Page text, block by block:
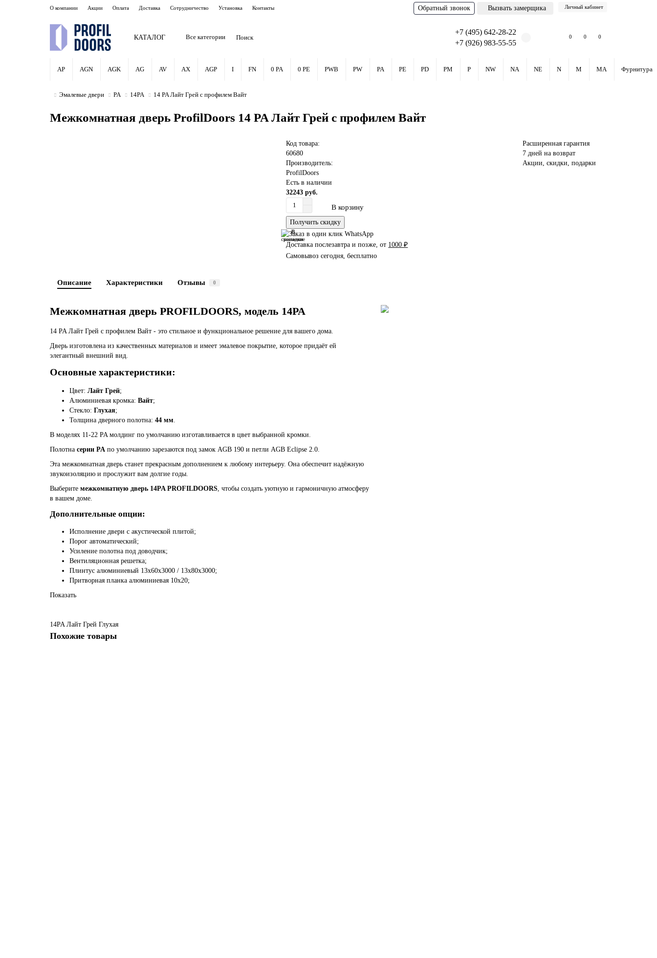
О компании Акции Оплата Доставка Сотрудничество Установка Контакты Обратный звонок Вызвать замерщика Личный кабинет
КАТАЛОГ Все категории
+7 (495) 642-28-22
+7 (926) 983-55-55
0 0 0
AP AGN AGK AG AV AX AGP I FN 0 PA 0 PE PWB PW PA PE PD PM P NW NA NE N M MA Фурнитура
Эмалевые двери PA 14PA 14 PA Лайт Грей с профилем Вайт
Межкомнатная дверь ProfilDoors 14 PA Лайт Грей с профилем Вайт
Код товара:
60680
Производитель:
ProfilDoors
Есть в наличии
32243 руб.
В корзину
Получить скидку
В
закладки
В
сравнение
Доставка послезавтра и позже, от 1000 ₽
Самовывоз сегодня, бесплатно
Расширенная гарантия
7 дней на возврат
Акции, скидки, подарки
Описание Характеристики Отзывы 0
Межкомнатная дверь PROFILDOORS, модель 14PA
14 PA Лайт Грей с профилем Вайт - это стильное и функциональное решение для вашего дома.
Дверь изготовлена из качественных материалов и имеет эмалевое покрытие, которое придаёт ей
элегантный внешний вид.
Основные характеристики:
Цвет: Лайт Грей;
Алюминиевая кромка: Вайт;
Стекло: Глухая;
Толщина дверного полотна: 44 мм.
В моделях 11-22 PA молдинг по умолчанию изготавливается в цвет выбранной кромки.
Полотна серии PA по умолчанию зарезаются под замок AGB 190 и петли AGB Eclipse 2.0.
Эта межкомнатная дверь станет прекрасным дополнением к любому интерьеру. Она обеспечит надёжную
звукоизоляцию и прослужит вам долгие годы.
Выберите межкомнатную дверь 14PA PROFILDOORS, чтобы создать уютную и гармоничную атмосферу
в вашем доме.
Дополнительные опции:
Исполнение двери с акустической плитой;
Порог автоматический;
Усиление полотна под доводчик;
Вентиляционная решетка;
Плинтус алюминиевый 13х60х3000 / 13х80х3000;
Притворная планка алюминиевая 10x20;
Показать
14PA Лайт Грей Глухая
Похожие товары